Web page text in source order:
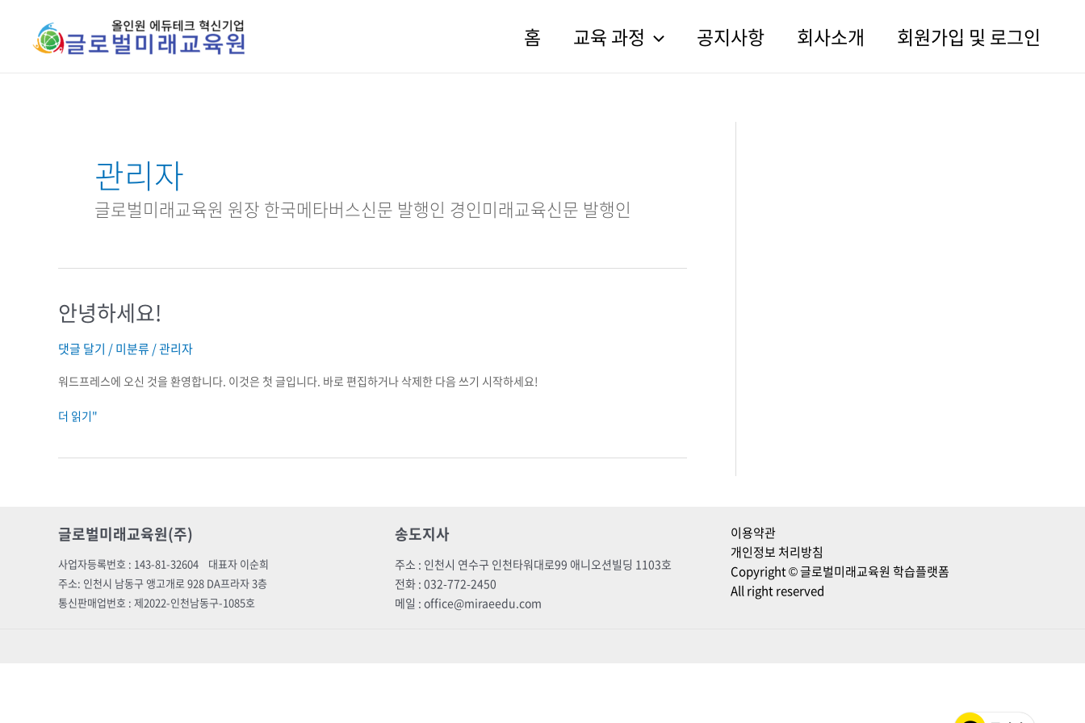
건너뛰기
홈 교육 과정 공지사항 회사소개 회원가입 및 로그인
관리자
글로벌미래교육원 원장 한국메타버스신문 발행인 경인미래교육신문 발행인
안녕하세요!
댓글 달기 /미분류 /관리자
워드프레스에 오신 것을 환영합니다. 이것은 첫 글입니다. 바로 편집하거나 삭제한 다음 쓰기 시작하세요!
안녕하세요!
더 읽기"
글로벌미래교육원(주)
사업자등록번호 : 143-81-32604 대표자 이순희
주소: 인천시 남동구 앵고개로 928 DA프라자 3층
통신판매업번호 : 제2022-인천남동구-1085호
송도지사
주소 : 인천시 연수구 인천타워대로99 애니오션빌딩 1103호
전화 : 032-772-2450
메일 : office@miraeedu.com
이용약관
개인정보 처리방침
Copyright © 글로벌미래교육원 학습플랫폼
All right reserved